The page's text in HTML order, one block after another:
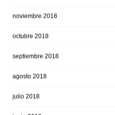
noviembre 2018
octubre 2018
septiembre 2018
agosto 2018
julio 2018